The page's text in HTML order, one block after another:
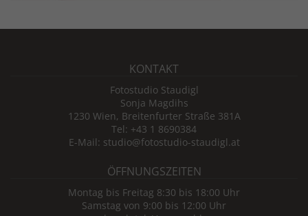
KONTAKT
Fotostudio Staudigl
Sonja Magdihs
1230 Wien, Breitenfurter Straße 381A
Tel: +43 1 8690384
E-Mail: studio@fotostudio-staudigl.at
ÖFFNUNGSZEITEN
Montag bis Freitag 8:30 bis 18:00 Uhr
Samstag von 9:00 bis 12:00 Uhr